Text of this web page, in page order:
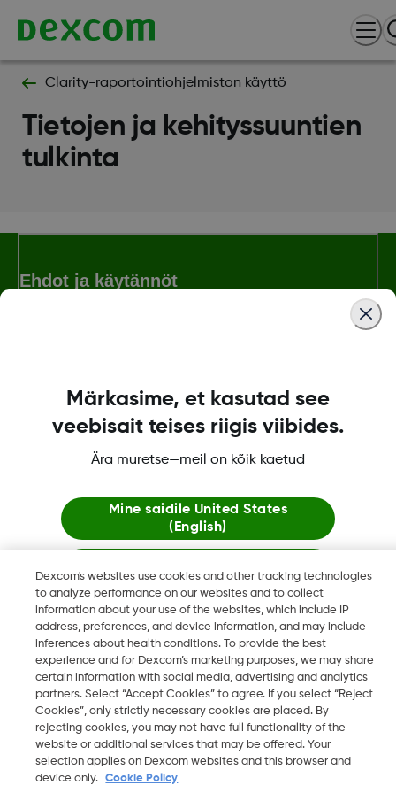
Clarity-raportointiohjelmiston käyttö
Tietojen ja kehityssuuntien
tulkinta
Ehdot ja käytännöt
Dexcom, Dexcom Clarity, Dexcom Follow, Dexcom One,
tavaramerkkejä Yhdysvalloissa ja mahdollisesti myös muissa
2026 Dexcom, Inc. Kaikki oikeudet pidätetään.
FI
Vaihda aluetta
Dexcom's websites use cookies and other tracking technologies
to analyze performance on our websites and to collect
information about your use of the websites, which include IP
address, preferences, and device information, and may include
inferences about health conditions. To provide the best
experience and for Dexcom’s marketing purposes, we may share
certain information with social media, advertising and analytics
partners. Select “Accept Cookies” to agree. If you select “Reject
Cookies”, only strictly necessary cookies are placed. By
rejecting cookies, you may not have full functionality of the
website or additional services that may be offered. Your
selection applies on Dexcom websites and this browser and
device only.
Cookie Policy
Märkasime, et kasutad see
veebisait teises riigis viibides.
Ära muretse—meil on kõik kaetud
Mine saidile United States
(English)
Jää siia
Vaata globaalseid veebilehti